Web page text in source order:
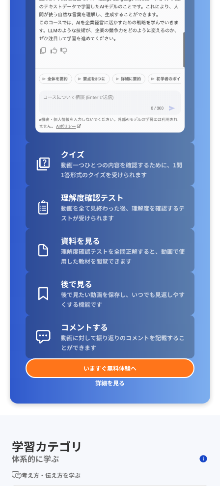
クイズ
動画一つひとつの内容を確認するために、1問
1答形式のクイズを受けられます
理解度確認テスト
動画を全て見終わった後、理解度を確認するテ
ストが受けられます
資料を見る
理解度確認テストを全問正解すると、動画で使
用した教材を閲覧できます
後で見る
後で見たい動画を保存し、いつでも見返しやす
くする機能です
コメントする
動画に対して振り返りのコメントを記載するこ
とができます
いますぐ無料体験へ
詳細を見る
学習カテゴリ
体系的に学ぶ
考え方・伝え方を学ぶ